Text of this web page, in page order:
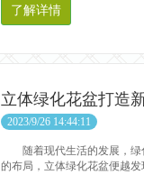
了解详情
立体绿化花盆打造
2023/9/26 14:44:11
随着现代生活的发展，绿
的布局，立体绿化花盆便越